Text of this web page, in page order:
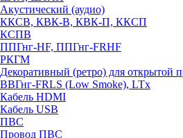
Акустический (аудио)
ККСВ, КВК-В, КВК-П, ККСП
КСПВ
ППГнг-HF, ППГнг-FRHF
РКГМ
Декоративный (ретро) для открытой
ВВГнг-FRLS (Low Smoke), LTx
Кабель HDMI
Кабель USB
ПВС
Провод ПВС